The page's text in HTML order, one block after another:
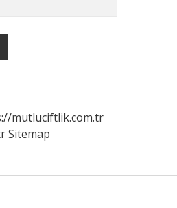
mutluciftlik.com.tr
Sitemap